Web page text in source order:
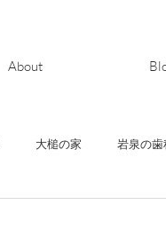
About
大槌の家 岩泉の歯